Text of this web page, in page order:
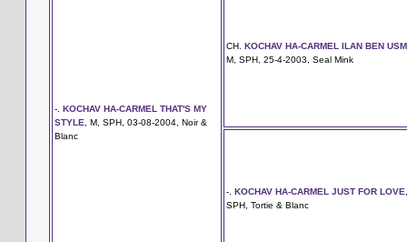
-. KOCHAV HA-CARMEL THAT'S MY
STYLE , M, SPH, 03-08-2004, Noir &
Blanc
CH. KOCHAV HA-CARMEL ILAN BEN
M, SPH, 25-4-2003, Seal Mink
-. KOCHAV HA-CARMEL JUST FOR LOVE
SPH, Tortie & Blanc